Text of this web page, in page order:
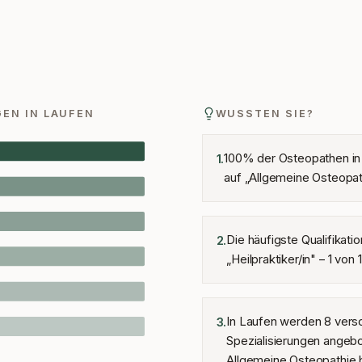
IN LAUFEN WUSSTEN SIE?
1.100% der Osteopathen
auf „Allgemeine
2. Die häufigste
„Heilpraktiker/in" – 1 von
3. In Laufen werden 8
Spezialisierungen